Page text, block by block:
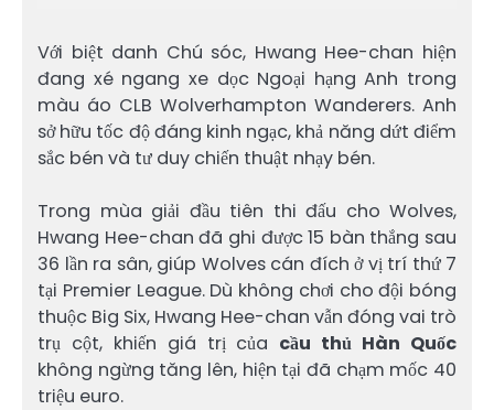
Với biệt danh Chú sóc, Hwang Hee-chan hiện
đang xé ngang xe dọc Ngoại hạng Anh trong
màu áo CLB Wolverhampton Wanderers. Anh
sở hữu tốc độ đáng kinh ngạc, khả năng dứt điểm
sắc bén và tư duy chiến thuật nhạy bén.
Trong mùa giải đầu tiên thi đấu cho Wolves,
Hwang Hee-chan đã ghi được 15 bàn thắng sau
36 lần ra sân, giúp Wolves cán đích ở vị trí thứ 7
tại Premier League. Dù không chơi cho đội bóng
thuộc Big Six, Hwang Hee-chan vẫn đóng vai trò
trụ cột, khiến giá trị của cầu thủ Hàn Quốc
không ngừng tăng lên, hiện tại đã chạm mốc 40
triệu euro.